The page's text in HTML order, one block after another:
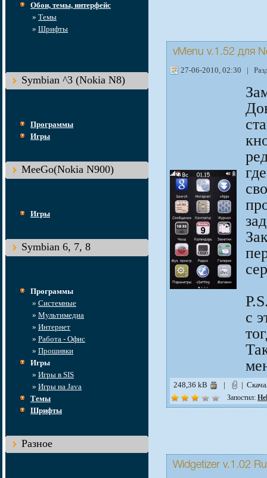
Обои, темы, интерфейс
» Темы
» Шрифты
Symbian ^3 (Nokia N8)
Программы
Игры
MeeGo(Nokia N900)
Игры
Symbian 6, 7, 8
Программы
» Системные
» Мультимедиа
» Интернет
» Работа - Офис
» Прошивки
Игры
» Игры в SIS
» Игры на Java
Темы
Шрифты
Разное
vMenu v.1.52 для
27-06-2010, 02:30 |
с
248,36 kB | |
Запостил:
Widgetizer v.1.02